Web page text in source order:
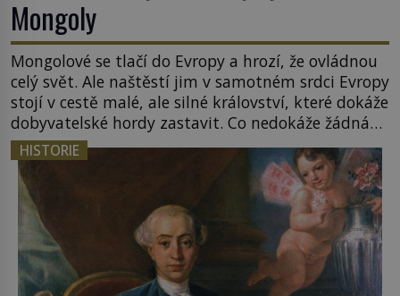
Mongoly
Mongolové se tlačí do Evropy a hrozí, že ovládnou
celý svět. Ale naštěstí jim v samotném srdci Evropy
stojí v cestě malé, ale silné království, které dokáže
dobyvatelské hordy zastavit. Co nedokáže žádná
z asijských říší, co nedokážou Němci – to dokáže
český král. Nebo že by ne? Mongolové od roku 1223
postupují podél Kaspického a Azovského moře, […]
HISTORIE